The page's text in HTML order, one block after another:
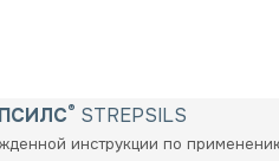
® STREPSILS
инструкции по